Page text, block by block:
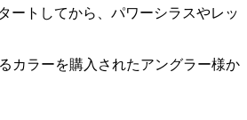
ートしてから、パワーシラスやレッ
カラーを購入されたアングラー様か